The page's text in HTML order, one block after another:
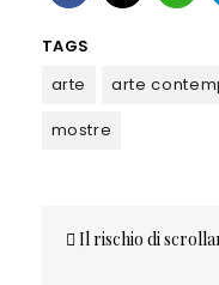
TAGS
arte
arte
mostre
Navigazione
Il rischio di